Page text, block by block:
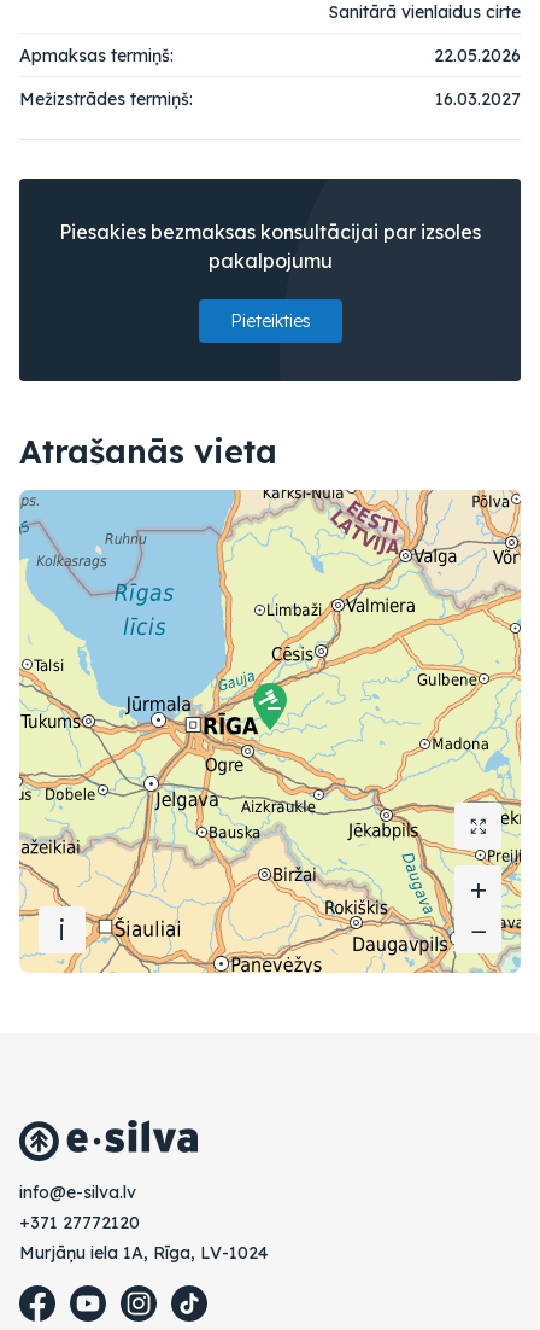
Sanitārā vienlaidus cirte
Apmaksas termiņš:
22.05.2026
Mežizstrādes termiņš:
16.03.2027
Piesakies bezmaksas konsultācijai par izsoles
pakalpojumu
Pieteikties
Atrašanās vieta
+
−
i
+
−
vl.avlis-e@ofni
+371 27772120
Murjāņu iela 1A, Rīga, LV-1024